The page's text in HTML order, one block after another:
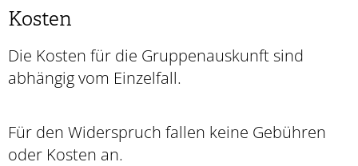
Kosten
Die Kosten für die Gruppenauskunft sind
abhängig vom Einzelfall.
Für den Widerspruch fallen keine Gebühren
oder Kosten an.